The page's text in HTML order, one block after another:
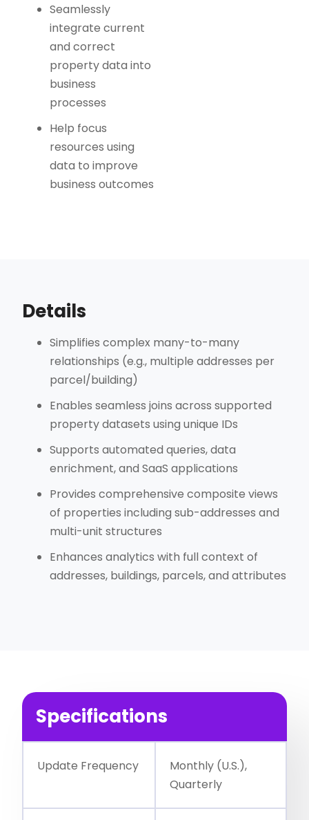
Seamlessly
integrate current
and correct
property data into
business
processes
Help focus
resources using
data to improve
business outcomes
Details
Simplifies complex many-to-many
relationships (e.g., multiple addresses per
parcel/building)
Enables seamless joins across supported
property datasets using unique IDs
Supports automated queries, data
enrichment, and SaaS applications
Provides comprehensive composite views
of properties including sub-addresses and
multi-unit structures
Enhances analytics with full context of
addresses, buildings, parcels, and attributes
Specifications
Update Frequency
Monthly (U.S.),
Quarterly